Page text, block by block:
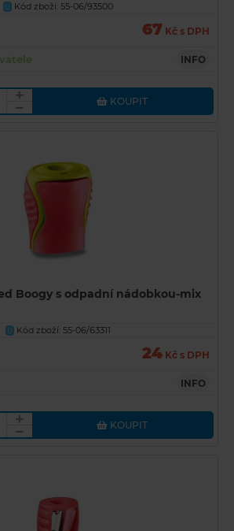
U
Kód zboží: 55-06/93500
67 Kč s DPH
INFO
KOUPIT
Boogy s odpadní nádobkou-mix
U
Kód zboží: 55-06/63311
24 Kč s DPH
INFO
KOUPIT